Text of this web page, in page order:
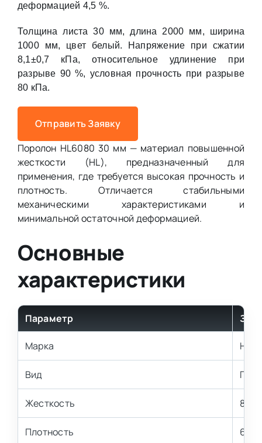
деформацией 4,5 %.
Толщина листа 30 мм, длина 2000 мм, ширина
1000 мм, цвет белый. Напряжение при сжатии
8,1±0,7 кПа, относительное удлинение при
разрыве 90 %, условная прочность при разрыве
80 кПа.
Отправить Заявку
Поролон HL6080 30 мм — материал повышенной
жесткости (HL), предназначенный для
применения, где требуется высокая прочность и
плотность. Отличается стабильными
механическими характеристиками и
минимальной остаточной деформацией.
Основные
характеристики
Параметр
Марка
Вид
Жесткость 8
Плотность 60